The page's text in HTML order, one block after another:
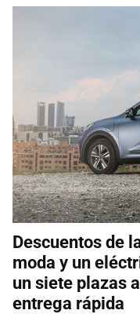
Descuentos de
moda y un
un siete plazas
entrega rápida